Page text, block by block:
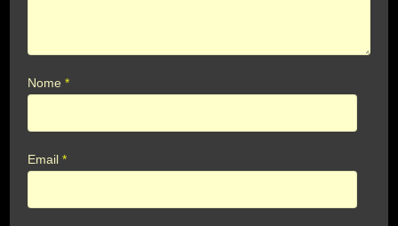
Nome*
Email*